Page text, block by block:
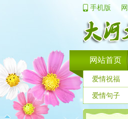
手机版
网站首页
爱情祝福
爱情句子